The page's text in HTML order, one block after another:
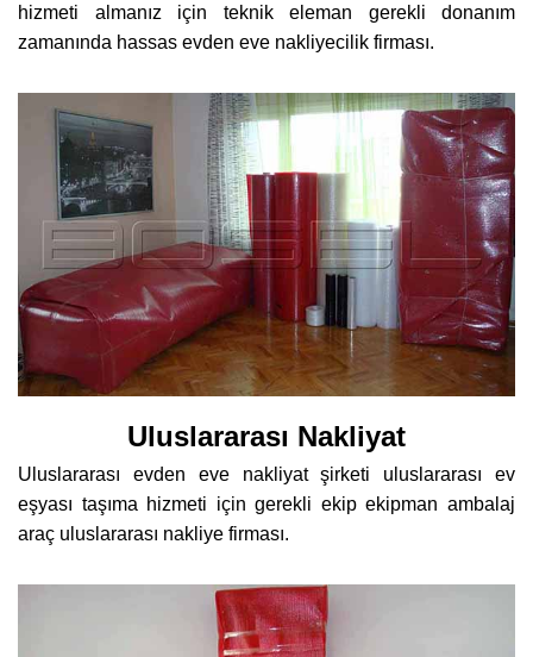
hizmeti almanız için teknik eleman gerekli donanım
zamanında hassas evden eve nakliyecilik firması.
Uluslararası Nakliyat
Uluslararası evden eve nakliyat şirketi uluslararası ev
eşyası taşıma hizmeti için gerekli ekip ekipman ambalaj
araç uluslararası nakliye firması.